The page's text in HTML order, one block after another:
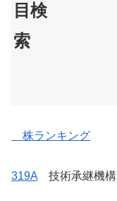
目検
索
株ランキング
319A 技術承継機構